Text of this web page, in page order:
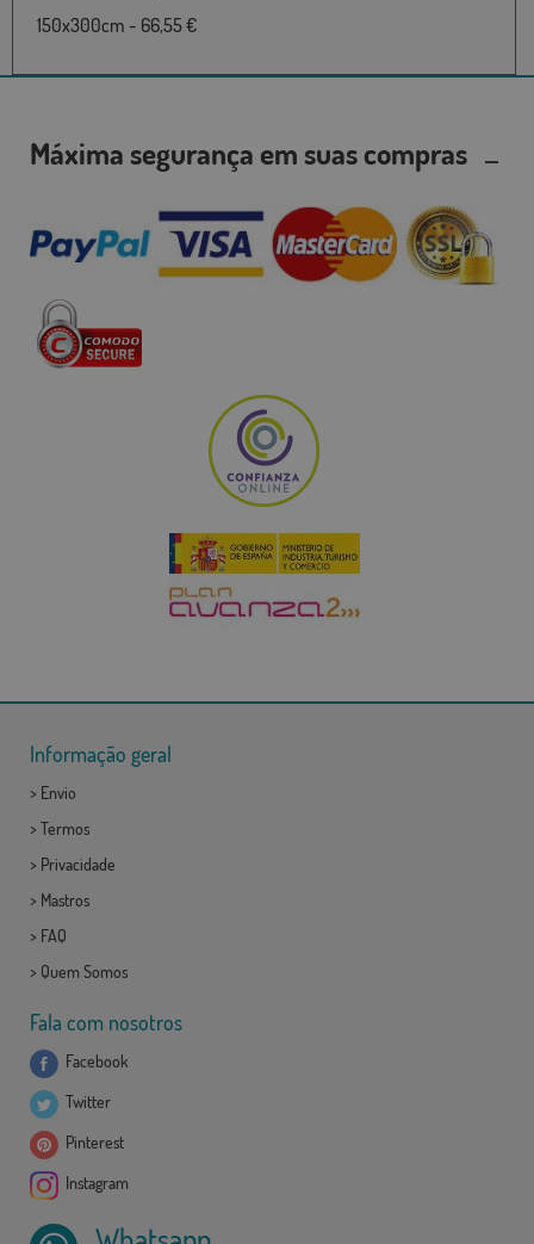
150x300cm - 66,55 €
Máxima segurança em suas compras
Informação geral
> Envio
> Termos
> Privacidade
> Mastros
> FAQ
> Quem Somos
Fala com nosotros
Facebook
Twitter
Pinterest
Instagram